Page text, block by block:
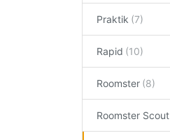
Praktik
Rapid
Roomster
Roomster Scout